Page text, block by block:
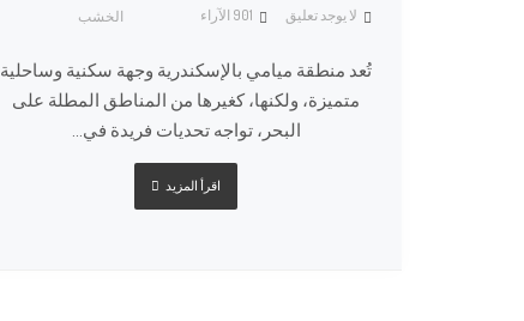
الخشب
لا يوجد تعليق الآراء
تُعد منطقة ميامي بالإسكندرية وجهة سكنية وساحلية
متميزة، ولكنها، كغيرها من المناطق المطلة على
البحر، تواجه تحديات فريدة في...
اقرأ المزيد